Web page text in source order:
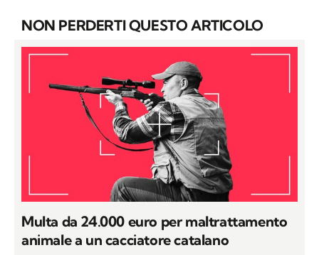
NON PERDERTI QUESTO ARTICOLO
Multa da 24.000 euro per maltrattamento
animale a un cacciatore catalano